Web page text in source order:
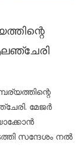
മേജർ
സന്ദേശം നൽ